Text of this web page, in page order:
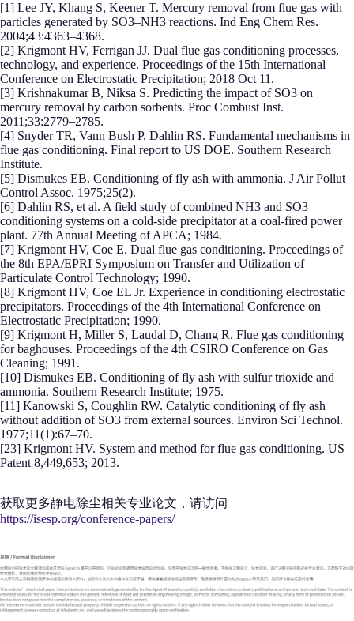
[1] Lee JY, Khang S, Keener T. Mercury removal from flue gas with
particles generated by SO3–NH3 reactions. Ind Eng Chem Res.
2004;43:4363–4368.
[2] Krigmont HV, Ferrigan JJ. Dual flue gas conditioning processes,
technology, and experience. Proceedings of the 15th International
Conference on Electrostatic Precipitation; 2018 Oct 11.
[3] Krishnakumar B, Niksa S. Predicting the impact of SO3 on
mercury removal by carbon sorbents. Proc Combust Inst.
2011;33:2779–2785.
[4] Snyder TR, Vann Bush P, Dahlin RS. Fundamental mechanisms in
flue gas conditioning. Final report to US DOE. Southern Research
Institute.
[5] Dismukes EB. Conditioning of fly ash with ammonia. J Air Pollut
Control Assoc. 1975;25(2).
[6] Dahlin RS, et al. A field study of combined NH3 and SO3
conditioning systems on a cold-side precipitator at a coal-fired power
plant. 77th Annual Meeting of APCA; 1984.
[7] Krigmont HV, Coe E. Dual flue gas conditioning. Proceedings of
the 8th EPA/EPRI Symposium on Transfer and Utilization of
Particulate Control Technology; 1990.
[8] Krigmont HV, Coe EL Jr. Experience in conditioning electrostatic
precipitators. Proceedings of the 4th International Conference on
Electrostatic Precipitation; 1990.
[9] Krigmont H, Miller S, Laudal D, Chang R. Flue gas conditioning
for baghouses. Proceedings of the 4th CSIRO Conference on Gas
Cleaning; 1991.
[10] Dismukes EB. Conditioning of fly ash with sulfur trioxide and
ammonia. Southern Research Institute; 1975.
[11] Kanowski S, Coughlin RW. Catalytic conditioning of fly ash
without addition of SO3 from external sources. Environ Sci Technol.
1977;11(1):67–70.
[23] Krigmont HV. System and method for flue gas conditioning. US
Patent 8,449,653; 2013.
获取更多静电除尘相关专业论文，请访问
https://isesp.org/conference-papers/